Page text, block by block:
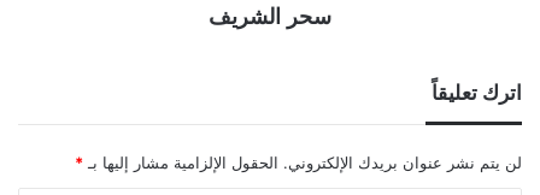
سحر الشريف
اترك تعليقاً
لن يتم نشر عنوان بريدك الإلكتروني. الحقول الإلزامية مشار إليها بـ *